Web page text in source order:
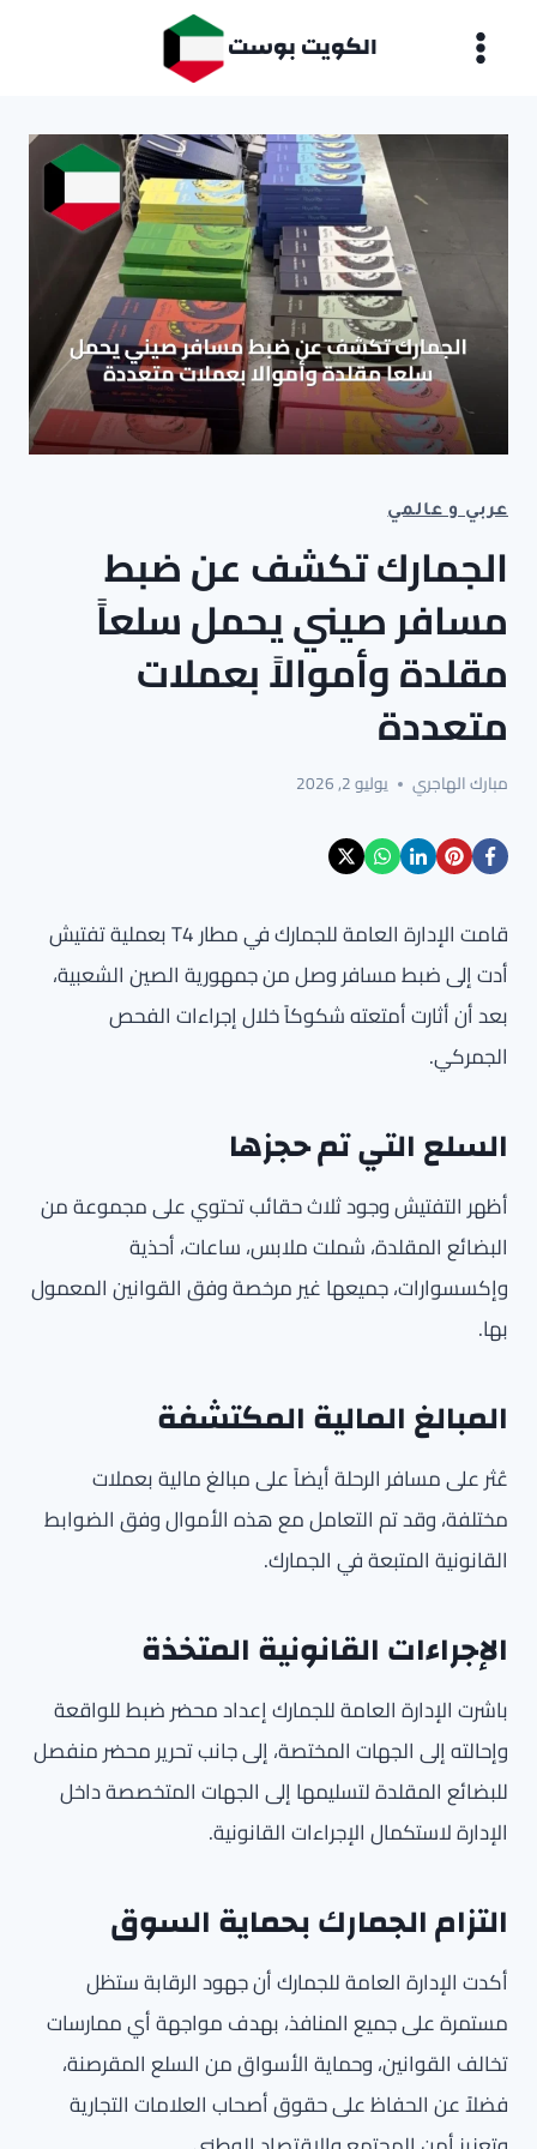
الكويت بوست
عربي و عالمي
الجمارك تكشف عن ضبط
مسافر صيني يحمل سلعاً
مقلدة وأموالاً بعملات
متعددة
مبارك الهاجري يوليو 2, 2026
قامت الإدارة العامة للجمارك في مطار T4 بعملية تفتيش
أدت إلى ضبط مسافر وصل من جمهورية الصين الشعبية،
بعد أن أثارت أمتعته شكوكاً خلال إجراءات الفحص
الجمركي.
السلع التي تم حجزها
أظهر التفتيش وجود ثلاث حقائب تحتوي على مجموعة من
البضائع المقلدة، شملت ملابس، ساعات، أحذية
وإكسسوارات، جميعها غير مرخصة وفق القوانين المعمول
بها.
المبالغ المالية المكتشفة
عُثر على مسافر الرحلة أيضاً على مبالغ مالية بعملات
مختلفة، وقد تم التعامل مع هذه الأموال وفق الضوابط
القانونية المتبعة في الجمارك.
الإجراءات القانونية المتخذة
باشرت الإدارة العامة للجمارك إعداد محضر ضبط للواقعة
وإحالته إلى الجهات المختصة، إلى جانب تحرير محضر منفصل
للبضائع المقلدة لتسليمها إلى الجهات المتخصصة داخل
الإدارة لاستكمال الإجراءات القانونية.
التزام الجمارك بحماية السوق
أكدت الإدارة العامة للجمارك أن جهود الرقابة ستظل
مستمرة على جميع المنافذ، بهدف مواجهة أي ممارسات
تخالف القوانين، وحماية الأسواق من السلع المقرصنة،
فضلاً عن الحفاظ على حقوق أصحاب العلامات التجارية